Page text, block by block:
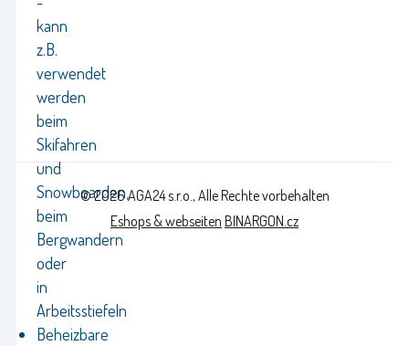
kann
z.B.
verwendet
werden
beim
Skifahren
und
Snowboarden,
beim
Bergwandern
oder
in
Arbeitsstiefeln
Beheizbare
© 2026 AGA24 s.r.o., Alle Rechte vorbehalten
Eshops & webseiten BINARGON.cz